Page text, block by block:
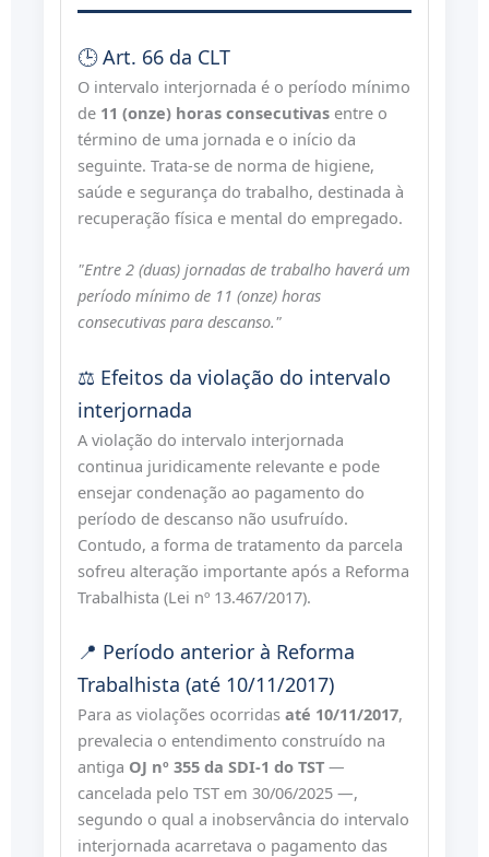
🕒 Art. 66 da CLT
O intervalo interjornada é o período mínimo
de 11 (onze) horas consecutivas entre o
término de uma jornada e o início da
seguinte. Trata-se de norma de higiene,
saúde e segurança do trabalho, destinada à
recuperação física e mental do empregado.
"Entre 2 (duas) jornadas de trabalho haverá um
período mínimo de 11 (onze) horas
consecutivas para descanso."
⚖️ Efeitos da violação do intervalo
interjornada
A violação do intervalo interjornada
continua juridicamente relevante e pode
ensejar condenação ao pagamento do
período de descanso não usufruído.
Contudo, a forma de tratamento da parcela
sofreu alteração importante após a Reforma
Trabalhista (Lei nº 13.467/2017).
📍 Período anterior à Reforma
Trabalhista (até 10/11/2017)
Para as violações ocorridas até 10/11/2017,
prevalecia o entendimento construído na
antiga OJ nº 355 da SDI-1 do TST —
cancelada pelo TST em 30/06/2025 —,
segundo o qual a inobservância do intervalo
interjornada acarretava o pagamento das